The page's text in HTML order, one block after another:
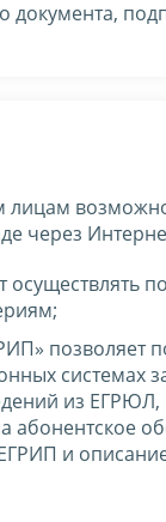
через
позволяет
системах
из
абонентское
и